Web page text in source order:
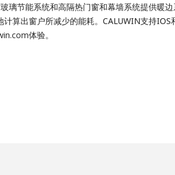
璃节能系统和高隔热门窗和幕墙系统提供暖
计算出窗户所减少的能耗。CALUWIN支持
体验。